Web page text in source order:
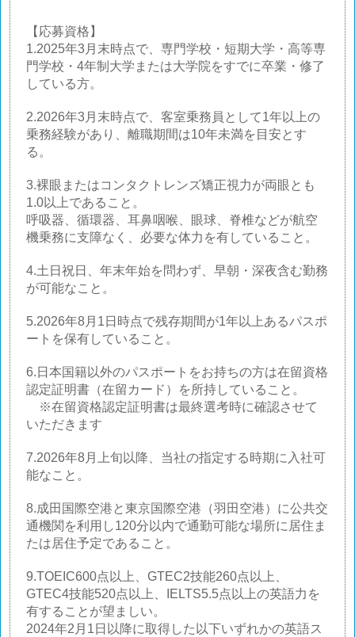
【応募資格】
1.2025年3月末時点で、専門学校・短期大学・高等専
門学校・4年制大学または大学院をすでに卒業・修了
している方。
2.2026年3月末時点で、客室乗務員として1年以上の
乗務経験があり、離職期間は10年未満を目安とす
る。
3.裸眼またはコンタクトレンズ矯正視力が両眼とも
1.0以上であること。
呼吸器、循環器、耳鼻咽喉、眼球、脊椎などが航空
機乗務に支障なく、必要な体力を有していること。
4.土日祝日、年末年始を問わず、早朝・深夜含む勤務
が可能なこと。
5.2026年8月1日時点で残存期間が1年以上あるパスポ
ートを保有していること。
6.日本国籍以外のパスポートをお持ちの方は在留資格
認定証明書（在留カード）を所持していること。
※在留資格認定証明書は最終選考時に確認させて
いただきます
7.2026年8月上旬以降、当社の指定する時期に入社可
能なこと。
8.成田国際空港と東京国際空港（羽田空港）に公共交
通機関を利用し120分以内で通勤可能な場所に居住ま
たは居住予定であること。
9.TOEIC600点以上、GTEC2技能260点以上、
GTEC4技能520点以上、IELTS5.5点以上の英語力を
有することが望ましい。
2024年2月1日以降に取得した以下いずれかの英語ス